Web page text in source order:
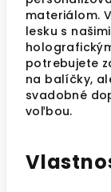
materiálom.
lesku s
potrebujete
na balíčky,
svadobné
voľbou.